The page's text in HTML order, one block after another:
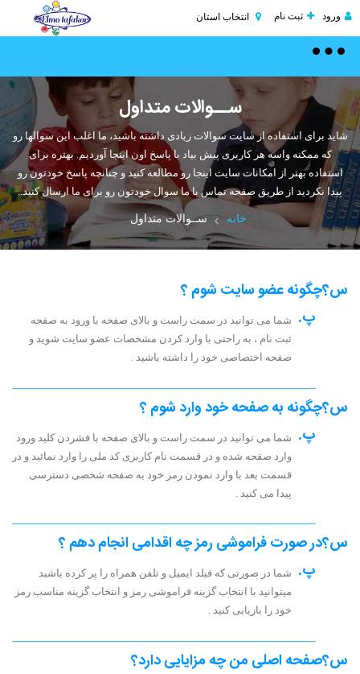
ورود ثبت نام انتخاب استان
Toggle
ســوالات متداول
شاید برای استفاده از سایت سوالات زیادی داشته باشید، ما اغلب این سوالها رو
که ممکنه واسه هر کاربری پیش بیاد با پاسخ اون اینجا آوردیم. بهتره برای
استفاده بهتر از امکانات سایت اینجا رو مطالعه کنید و چنانچه پاسخ خودتون رو
پیدا نکردید از طریق صفحه تماس با ما سوال خودتون رو برای ما ارسال کنید..
خانه ســوالات متداول
س؟چگونه عضو سایت شوم ؟
پ.
شما می توانید در سمت راست و بالای صفحه با ورود به صفحه
ثبت نام ، به راحتی با وارد کردن مشخصات عضو سایت شوید و
صفحه اختصاصی خود را داشته باشید .
س؟چگونه به صفحه خود وارد شوم ؟
پ.
شما می توانید در سمت راست و بالای صفحه با فشردن کلید ورود
وارد صفحه شده و در قسمت نام کاربری کد ملی را وارد نمائید و در
قسمت بعد با وارد نمودن رمز خود به صفحه شخصی دسترسی
پیدا می کنید .
س؟در صورت فراموشی رمز چه اقدامی انجام دهم ؟
پ.
شما در صورتی که فیلد ایمیل و تلفن همراه را پر کرده باشید
میتوانید با انتخاب گزینه فراموشی رمز و انتخاب گزینه مناسب رمز
خود را بازیابی کنید .
س؟صفحه اصلی من چه مزایایی دارد؟